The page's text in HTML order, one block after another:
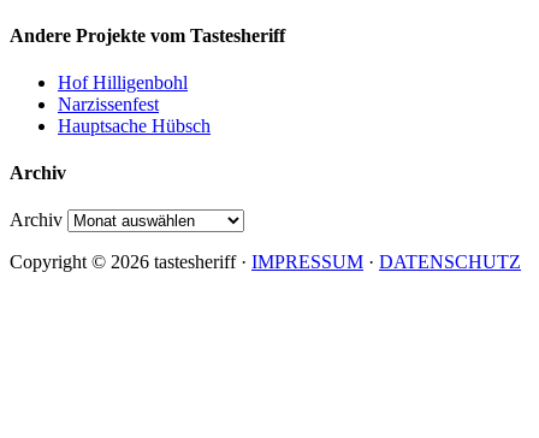
Andere Projekte vom Tastesheriff
Hof Hilligenbohl
Narzissenfest
Hauptsache Hübsch
Archiv
Archiv
Copyright © 2026 tastesheriff · IMPRESSUM · DATENSCHUTZ